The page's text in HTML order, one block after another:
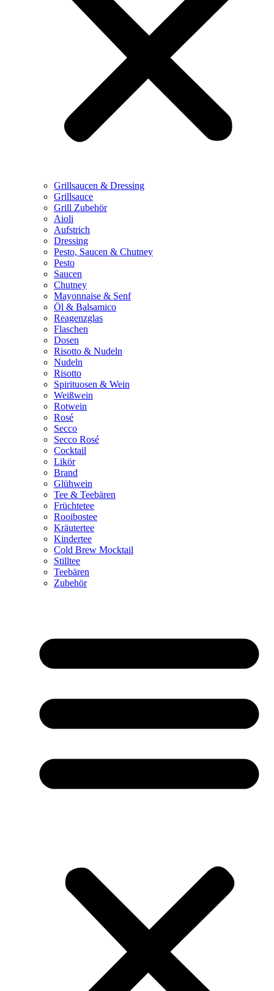
Grillsaucen & Dressing
Grillsauce
Grill Zubehör
Aioli
Aufstrich
Dressing
Pesto, Saucen & Chutney
Pesto
Saucen
Chutney
Mayonnaise & Senf
Öl & Balsamico
Reagenzglas
Flaschen
Dosen
Risotto & Nudeln
Nudeln
Risotto
Spirituosen & Wein
Weißwein
Rotwein
Rosé
Secco
Secco Rosé
Cocktail
Likör
Brand
Glühwein
Tee & Teebären
Früchtetee
Rooibostee
Kräutertee
Kindertee
Cold Brew Mocktail
Stilltee
Teebären
Zubehör